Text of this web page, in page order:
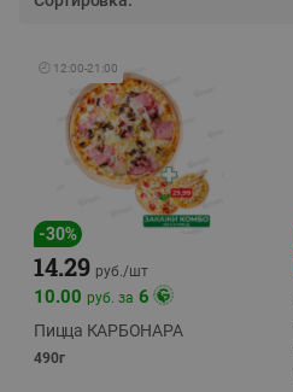
🕘 12:00-21:00
-30%
14.29 руб./шт
10.00 руб. за 6
Пицца КАРБОНАРА
490г